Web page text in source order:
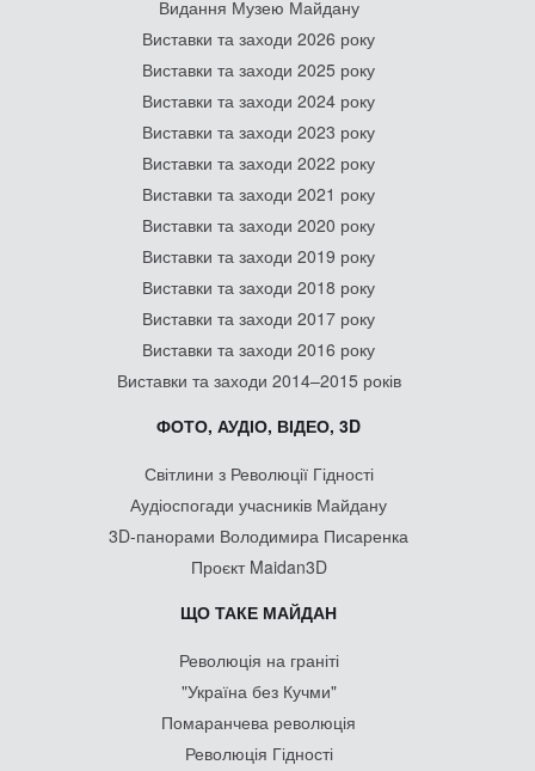
Видання Музею Майдану
Виставки та заходи 2026 року
Виставки та заходи 2025 року
Виставки та заходи 2024 року
Виставки та заходи 2023 року
Виставки та заходи 2022 року
Виставки та заходи 2021 року
Виставки та заходи 2020 року
Виставки та заходи 2019 року
Виставки та заходи 2018 року
Виставки та заходи 2017 року
Виставки та заходи 2016 року
Виставки та заходи 2014–2015 років
ФОТО, АУДІО, ВІДЕО, 3D
Світлини з Революції Гідності
Аудіоспогади учасників Майдану
3D-панорами Володимира Писаренка
Проєкт Maidan3D
ЩО ТАКЕ МАЙДАН
Революція на граніті
"Україна без Кучми"
Помаранчева революція
Революція Гідності